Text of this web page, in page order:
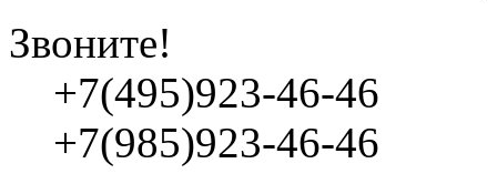
Звоните!
+7(495)923-46-46
+7(985)923-46-46